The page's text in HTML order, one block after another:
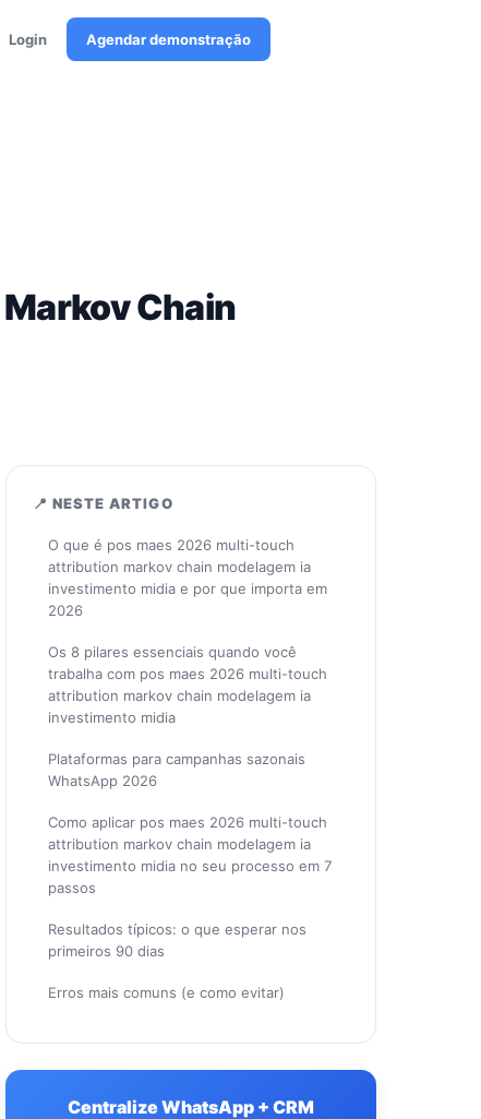
Login Agendar demonstração
Chain
📍 NESTE ARTIGO
O que é pos maes 2026 multi-touch
attribution markov chain modelagem ia
investimento midia e por que importa em
2026
Os 8 pilares essenciais quando você
trabalha com pos maes 2026 multi-touch
attribution markov chain modelagem ia
investimento midia
Plataformas para campanhas sazonais
WhatsApp 2026
Como aplicar pos maes 2026 multi-touch
attribution markov chain modelagem ia
investimento midia no seu processo em 7
passos
Resultados típicos: o que esperar nos
primeiros 90 dias
Erros mais comuns (e como evitar)
Centralize WhatsApp + CRM